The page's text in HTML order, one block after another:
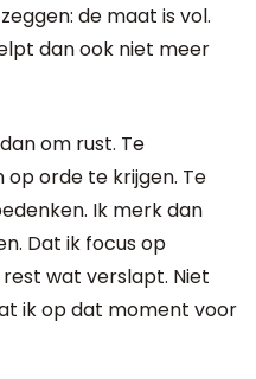
de maat is vol.
dan ook niet meer
om rust. Te
orde te krijgen. Te
Ik merk dan
Dat ik focus op
wat verslapt. Niet
ik op dat moment voor